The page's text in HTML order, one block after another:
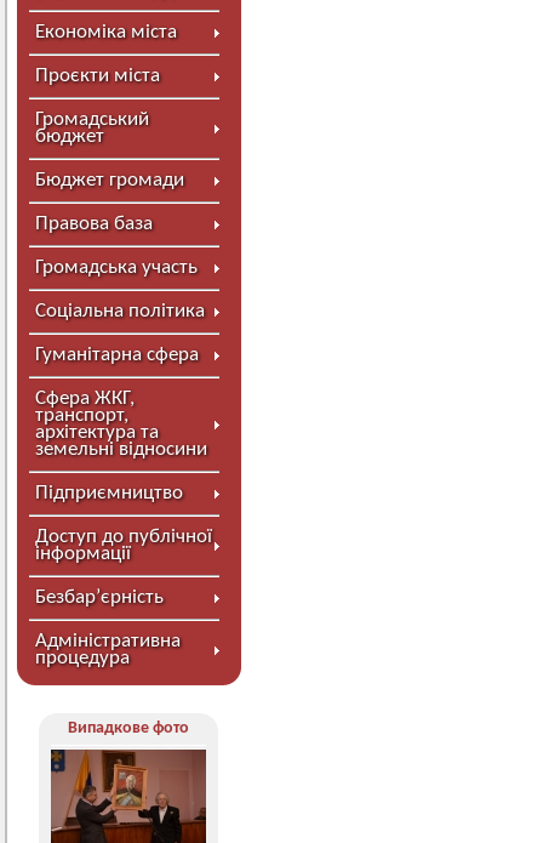
Економіка міста
Проєкти міста
Громадський
бюджет
Бюджет громади
Правова база
Громадська участь
Соціальна політика
Гуманітарна сфера
Сфера ЖКГ,
транспорт,
архітектура та
земельні відносини
Підприємництво
Доступ до публічної
інформації
Безбар’єрність
Адміністративна
процедура
Випадкове фото